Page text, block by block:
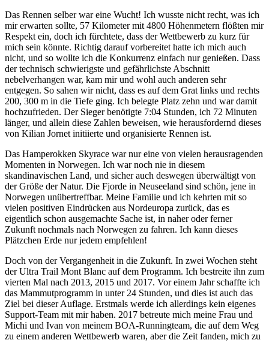
Das Rennen selber war eine Wucht! Ich wusste nicht recht, was ich
mir erwarten sollte, 57 Kilometer mit 4800 Höhenmetern flößten mir
Respekt ein, doch ich fürchtete, dass der Wettbewerb zu kurz für
mich sein könnte. Richtig darauf vorbereitet hatte ich mich auch
nicht, und so wollte ich die Konkurrenz einfach nur genießen. Dass
der technisch schwierigste und gefährlichste Abschnitt
nebelverhangen war, kam mir und wohl auch anderen sehr
entgegen. So sahen wir nicht, dass es auf dem Grat links und rechts
200, 300 m in die Tiefe ging. Ich belegte Platz zehn und war damit
hochzufrieden. Der Sieger benötigte 7:04 Stunden, ich 72 Minuten
länger, und allein diese Zahlen beweisen, wie herausfordernd dieses
von Kilian Jornet initiierte und organisierte Rennen ist.
Das Hamperokken Skyrace war nur eine von vielen herausragenden
Momenten in Norwegen. Ich war noch nie in diesem
skandinavischen Land, und sicher auch deswegen überwältigt von
der Größe der Natur. Die Fjorde in Neuseeland sind schön, jene in
Norwegen unübertreffbar. Meine Familie und ich kehrten mit so
vielen positiven Eindrücken aus Nordeuropa zurück, das es
eigentlich schon ausgemachte Sache ist, in naher oder ferner
Zukunft nochmals nach Norwegen zu fahren. Ich kann dieses
Plätzchen Erde nur jedem empfehlen!
Doch von der Vergangenheit in die Zukunft. In zwei Wochen steht
der Ultra Trail Mont Blanc auf dem Programm. Ich bestreite ihn zum
vierten Mal nach 2013, 2015 und 2017. Vor einem Jahr schaffte ich
das Mammutprogramm in unter 24 Stunden, und dies ist auch das
Ziel bei dieser Auflage. Erstmals werde ich allerdings kein eigenes
Support-Team mit mir haben. 2017 betreute mich meine Frau und
Michi und Ivan von meinem BOA-Runningteam, die auf dem Weg
zu einem anderen Wettbewerb waren, aber die Zeit fanden, mich zu